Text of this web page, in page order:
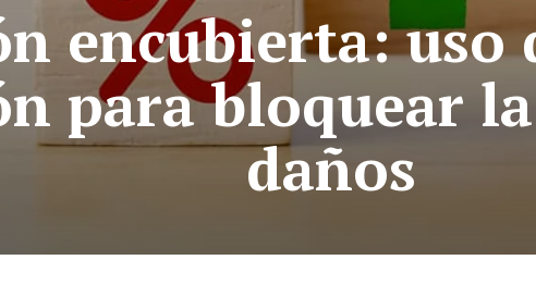
encubierta: uso
para bloquear
daños